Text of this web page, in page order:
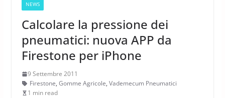
NEWS
Calcolare la pressione dei
pneumatici: nuova APP da
Firestone per iPhone
9 Settembre 2011
Firestone, Gomme Agricole, Vademecum Pneumatici
1 min read